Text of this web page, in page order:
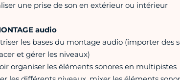
une prise de son en extérieur ou intérieur
audio
les bases du montage audio (importer des
et gérer les niveaux)
organiser les éléments sonores en multipistes